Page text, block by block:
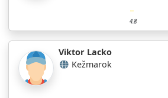
4.8
Viktor Lacko
Kežmarok